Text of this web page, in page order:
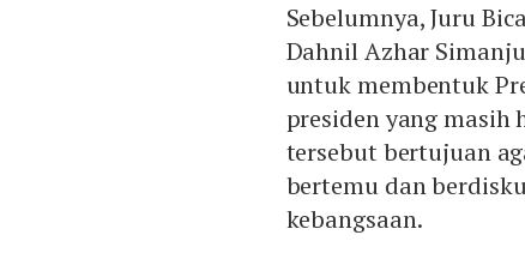
Sebelumnya, Juru
Dahnil Azhar
untuk membentuk
presiden yang masih
tersebut bertujuan
bertemu dan
kebangsaan.